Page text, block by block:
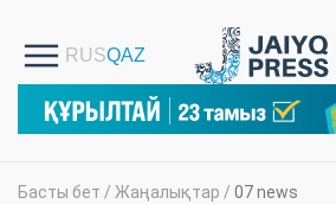
Басты бет / Жаңалықтар / 07 news